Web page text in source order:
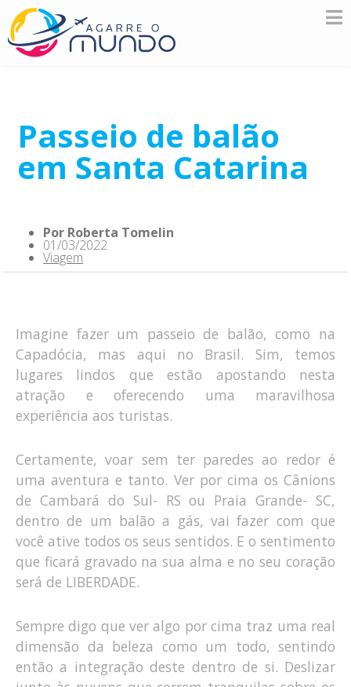
Passeio de balão
em Santa Catarina
Por Roberta Tomelin
01/03/2022
Viagem
Imagine fazer um passeio de balão, como na
Capadócia, mas aqui no Brasil. Sim, temos
lugares lindos que estão apostando nesta
atração e oferecendo uma maravilhosa
experiência aos turistas.
Certamente, voar sem ter paredes ao redor é
uma aventura e tanto. Ver por cima os Cânions
de Cambará do Sul- RS ou Praia Grande- SC,
dentro de um balão a gás, vai fazer com que
você ative todos os seus sentidos. E o sentimento
que ficará gravado na sua alma e no seu coração
será de LIBERDADE.
Sempre digo que ver algo por cima traz uma real
dimensão da beleza como um todo, sentindo
então a integração deste dentro de si. Deslizar